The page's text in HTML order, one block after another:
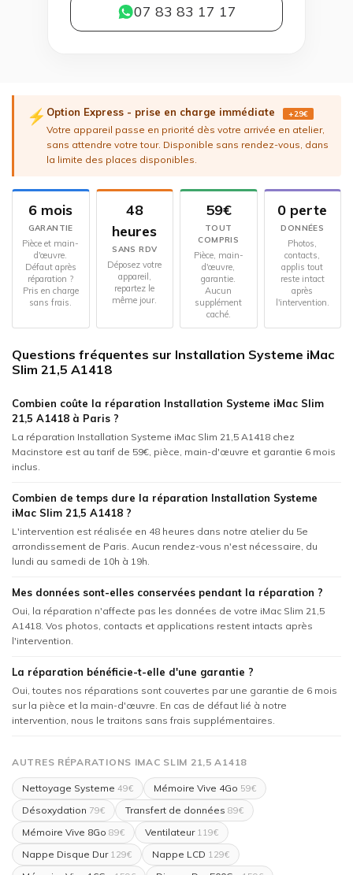
07 83 83 17 17
⚡ Option Express - prise en charge immédiate +29€
Votre appareil passe en priorité dès votre arrivée en atelier,
sans attendre votre tour. Disponible sans rendez-vous, dans
la limite des places disponibles.
6 mois
GARANTIE
Pièce et main-
d'œuvre.
Défaut après
réparation ?
Pris en charge
sans frais.
48
heures
SANS RDV
Déposez votre
appareil,
repartez le
même jour.
59€
TOUT
COMPRIS
Pièce, main-
d'œuvre,
garantie.
Aucun
supplément
caché.
0 perte
DONNÉES
Photos,
contacts,
applis tout
reste intact
après
l'intervention.
Questions fréquentes sur Installation Systeme iMac
Slim 21,5 A1418
Combien coûte la réparation Installation Systeme iMac Slim
21,5 A1418 à Paris ?
La réparation Installation Systeme iMac Slim 21,5 A1418 chez
Macinstore est au tarif de 59€, pièce, main-d'œuvre et garantie 6 mois
inclus.
Combien de temps dure la réparation Installation Systeme
iMac Slim 21,5 A1418 ?
L'intervention est réalisée en 48 heures dans notre atelier du 5e
arrondissement de Paris. Aucun rendez-vous n'est nécessaire, du
lundi au samedi de 10h à 19h.
Mes données sont-elles conservées pendant la réparation ?
Oui, la réparation n'affecte pas les données de votre iMac Slim 21,5
A1418. Vos photos, contacts et applications restent intacts après
l'intervention.
La réparation bénéficie-t-elle d'une garantie ?
Oui, toutes nos réparations sont couvertes par une garantie de 6 mois
sur la pièce et la main-d'œuvre. En cas de défaut lié à notre
intervention, nous le traitons sans frais supplémentaires.
AUTRES RÉPARATIONS IMAC SLIM 21,5 A1418
Nettoyage Systeme 49€ Mémoire Vive 4Go 59€
Désoxydation 79€ Transfert de données 89€
Mémoire Vive 8Go 89€ Ventilateur119€
Nappe Disque Dur129€ Nappe LCD 129€